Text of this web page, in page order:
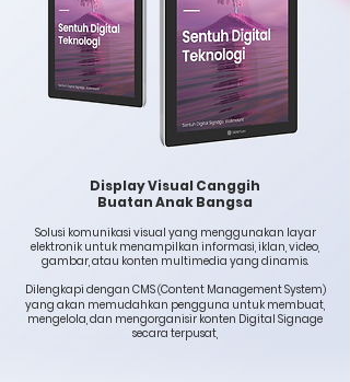
Display Visual Canggih
Buatan Anak Bangsa
Solusi komunikasi visual yang menggunakan layar
elektronik untuk menampilkan informasi, iklan, video,
gambar, atau konten multimedia yang dinamis.
Dilengkapi dengan CMS(Content Management System)
yang akan memudahkan pengguna untuk membuat,
mengelola, dan mengorganisir konten Digital Signage
secara terpusat,